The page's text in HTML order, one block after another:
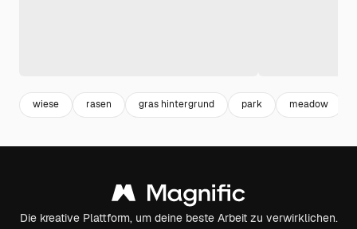
wiese rasen gras hintergrund park meadow
Die kreative Plattform, um deine beste Arbeit zu verwirklichen.